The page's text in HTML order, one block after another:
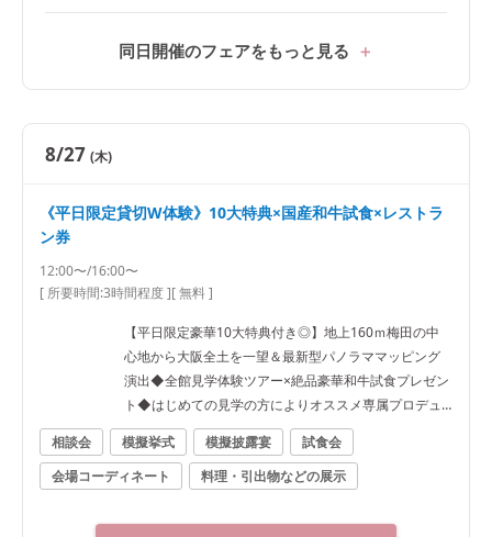
同日開催のフェアをもっと見る
8/27 (木)
《平日限定貸切W体験》10大特典×国産和牛試食×レストラ
ン券
12:00〜/16:00〜
[ 所要時間:3時間程度][ 無料 ]
【平日限定豪華10大特典付き◎】地上160ｍ梅田の中
心地から大阪全土を一望＆最新型パノラママッピング
演出◆全館見学体験ツアー×絶品豪華和牛試食プレゼン
ト◆はじめての見学の方によりオススメ専属プロデュ
ーサー付きフェア★ 【ご試着会について】提携ドレス
ショップにて別途お時間をいただいてのご案内となり
ます。ご希望の際は事前にお問い合わせください。 経
に入りの1着を見つけましょう♪
相談会 模擬挙式 模擬披露宴
試食会
会場コーディネート
料理・引出物などの展示